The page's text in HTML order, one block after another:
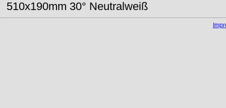
510x190mm 30° Neutralweiß